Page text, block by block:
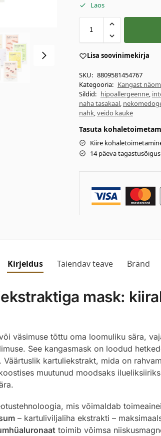
Laos
Lisa soovinimekirja
SKU: 8809581454767
Kategooria: Kangast
Sildid: hipoallergeenne,
naha tasakaal,
nahk,veido kaukė
Tasuta
Kiire
14 päeva tagastusõigus
Kirjeldus Täiendav teave Bränd
mask:
väsimuse tõttu oma loomuliku sära,
See kangasmask on loodud
kartuliekstrakt, mida on
muutunud moodsaks
mis võimaldab
– kartuliviljaliha ekstrakti –
toimib võimsa